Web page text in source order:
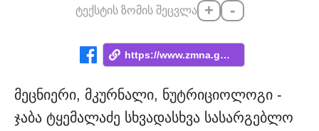
ტექსტის ზომის შეცვლა + -
https://www.zmna.ge/news/tu-kuchis-shekr...
მეცნიერი, მკურნალი, ნუტრიციოლოგი -
ჯაბა ტყემალაძე სხვადასხვა სასარგებლო